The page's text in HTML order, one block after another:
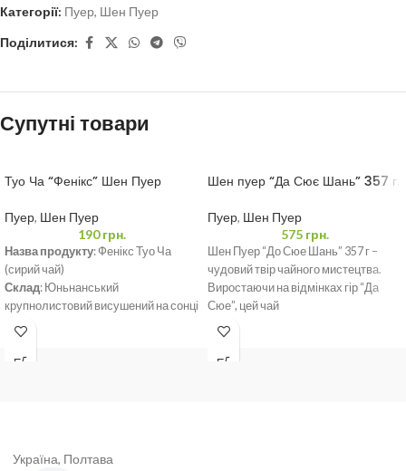
Категорії: Пуер, Шен Пуер
Поділитися:
Супутні товари
Туо Ча “Фенікс” Шен Пуер
Пуер, Шен Пуер
190грн.
Назва продукту: Фенікс Туо Ча
(сирий чай)
Склад: Юньнанський
крупнолистовий висушений на сонці
зелений чай.
Вага
Дата виробництва
Шен пуер “Да Сює Шань” 357 г.
Пуер, Шен Пуер
575грн.
Шен Пуер “До Сюе Шань” 357 г –
чудовий твір чайного мистецтва.
Виростаючи на відмінках гір “Да
Сюе”, цей чай
Україна, Полтава